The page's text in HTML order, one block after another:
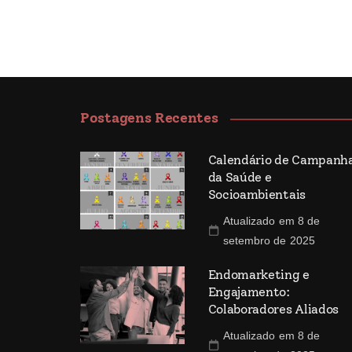
Postagens Recentes
Calendário de
da Saúde e
Socioambientais
Atualizado em 8 de
setembro de 2025
Endomarketing e
Engajamento:
Colaboradores Aliados
Atualizado em 8 de